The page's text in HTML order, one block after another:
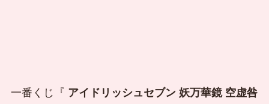
一番くじ『 アイドリッシュセブン 妖万華鏡 空虚咎